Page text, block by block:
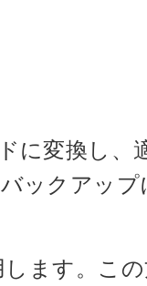
に変換し、
ックアップ
ます。こ